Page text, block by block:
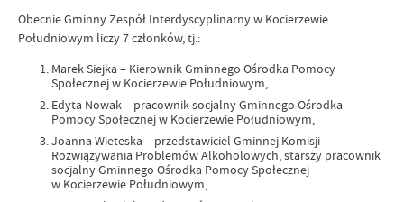
Obecnie Gminny Zespół Interdyscyplinarny w Kocierzewie
Południowym liczy 7 członków, tj.:
Marek Siejka – Kierownik Gminnego Ośrodka Pomocy
Społecznej w Kocierzewie Południowym,
Edyta Nowak – pracownik socjalny Gminnego Ośrodka
Pomocy Społecznej w Kocierzewie Południowym,
Joanna Wieteska – przedstawiciel Gminnej Komisji
Rozwiązywania Problemów Alkoholowych, starszy pracownik
socjalny Gminnego Ośrodka Pomocy Społecznej
w Kocierzewie Południowym,